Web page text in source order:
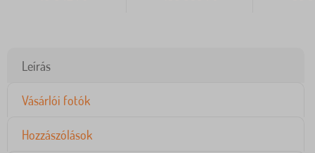
Leírás
Vásárlói fotók
Hozzászólások